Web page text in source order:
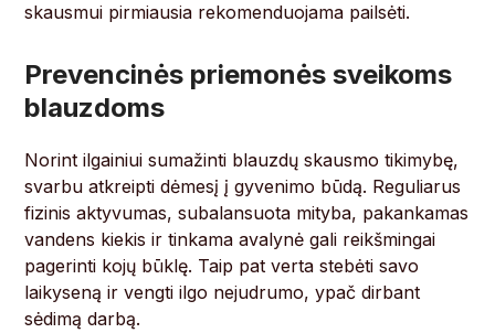
skausmui pirmiausia rekomenduojama pailsėti.
Prevencinės priemonės sveikoms
blauzdoms
Norint ilgainiui sumažinti blauzdų skausmo tikimybę,
svarbu atkreipti dėmesį į gyvenimo būdą. Reguliarus
fizinis aktyvumas, subalansuota mityba, pakankamas
vandens kiekis ir tinkama avalynė gali reikšmingai
pagerinti kojų būklę. Taip pat verta stebėti savo
laikyseną ir vengti ilgo nejudrumo, ypač dirbant
sėdimą darbą.